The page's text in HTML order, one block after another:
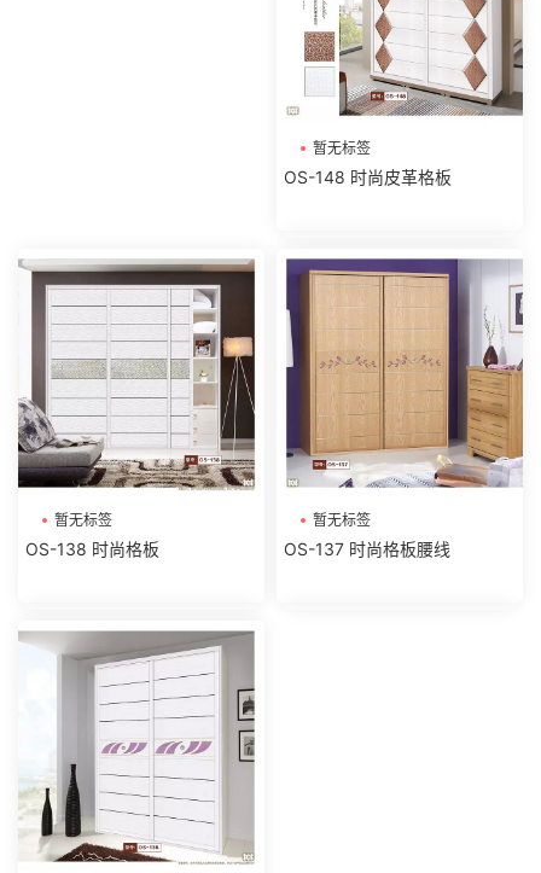
暂无标签
OS-148 时尚皮革格板
暂无标签
OS-138 时尚格板
暂无标签
OS-137 时尚格板腰线